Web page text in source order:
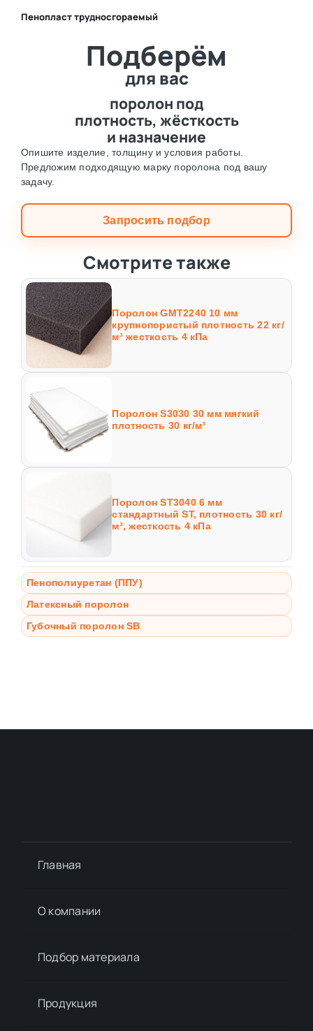
Пенопласт трудносгораемый
Подберём
для вас
поролон под
плотность, жёсткость
и назначение
Опишите изделие, толщину и условия работы.
Предложим подходящую марку поролона под вашу
задачу.
Запросить подбор
Смотрите также
Поролон GMT2240 10 мм
крупнопористый плотность 22 кг/
м³ жесткость 4 кПа
Поролон S3030 30 мм мягкий
плотность 30 кг/м³
Поролон ST3040 6 мм
стандартный ST, плотность 30 кг/
м³, жесткость 4 кПа
Пенополиуретан (ППУ)
Латексный поролон
Губочный поролон SB
Главная
О компании
Подбор материалa
Продукция